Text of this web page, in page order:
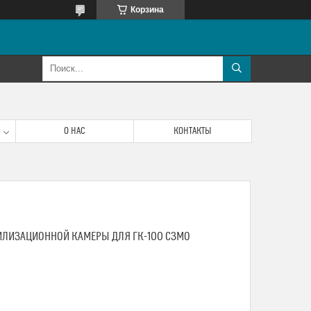
Корзина
О НАС КОНТАКТЫ
КАМЕРЫ ДЛЯ ГК-100 СЗМО